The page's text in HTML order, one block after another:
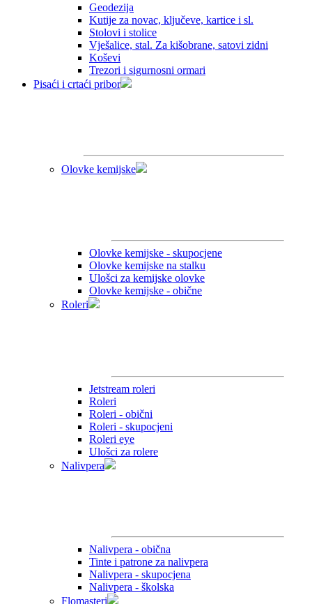
Geodezija
Kutije za novac, ključeve, kartice i sl.
Stolovi i stolice
Vješalice, stal. Za kišobrane, satovi zidni
Koševi
Trezori i sigurnosni ormari
Pisaći i crtaći pribor
Olovke kemijske
Olovke kemijske - skupocjene
Olovke kemijske na stalku
Ulošci za kemijske olovke
Olovke kemijske - obične
Roleri
Jetstream roleri
Roleri
Roleri - obični
Roleri - skupocjeni
Roleri eye
Ulošci za rolere
Nalivpera
Nalivpera - obična
Tinte i patrone za nalivpera
Nalivpera - skupocjena
Nalivpera - školska
Flomasteri